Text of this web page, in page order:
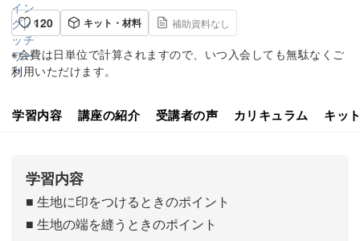
120
キット・材料 補助資料なし
※会費は日単位で計算されますので、いつ入会しても無駄なくご
利用いただけます。
学習内容 講座の紹介 受講者の声 カリキュラム キッ
学習内容
■ 生地に印をつけるときのポイント
■ 生地の端を縫うときのポイント